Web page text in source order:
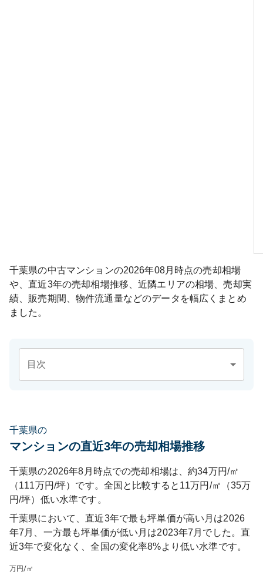
千葉県の中古マンションの2026年08月 時点の売却相場
や、直近3年の売却相場推移、近隣エリアの相場、売却実
績、販売期間、物件流通量などのデータを幅広くまとめ
ました。
目次
千葉県の
マンションの直近3年の売却相場推移
千葉県の2026年8月時点での売却相場は、約34万円/㎡
（111万円/坪）です。全国と比較すると11万円/㎡（35万
円/坪）低い水準です。
千葉県において、直近3年で最も坪単価が高い月は2026
年7月
、一方最も坪単価が低い月は2023年7月 でした。直
近3年で変化なく 、全国の変化率8%より低い水準です。
万円/㎡